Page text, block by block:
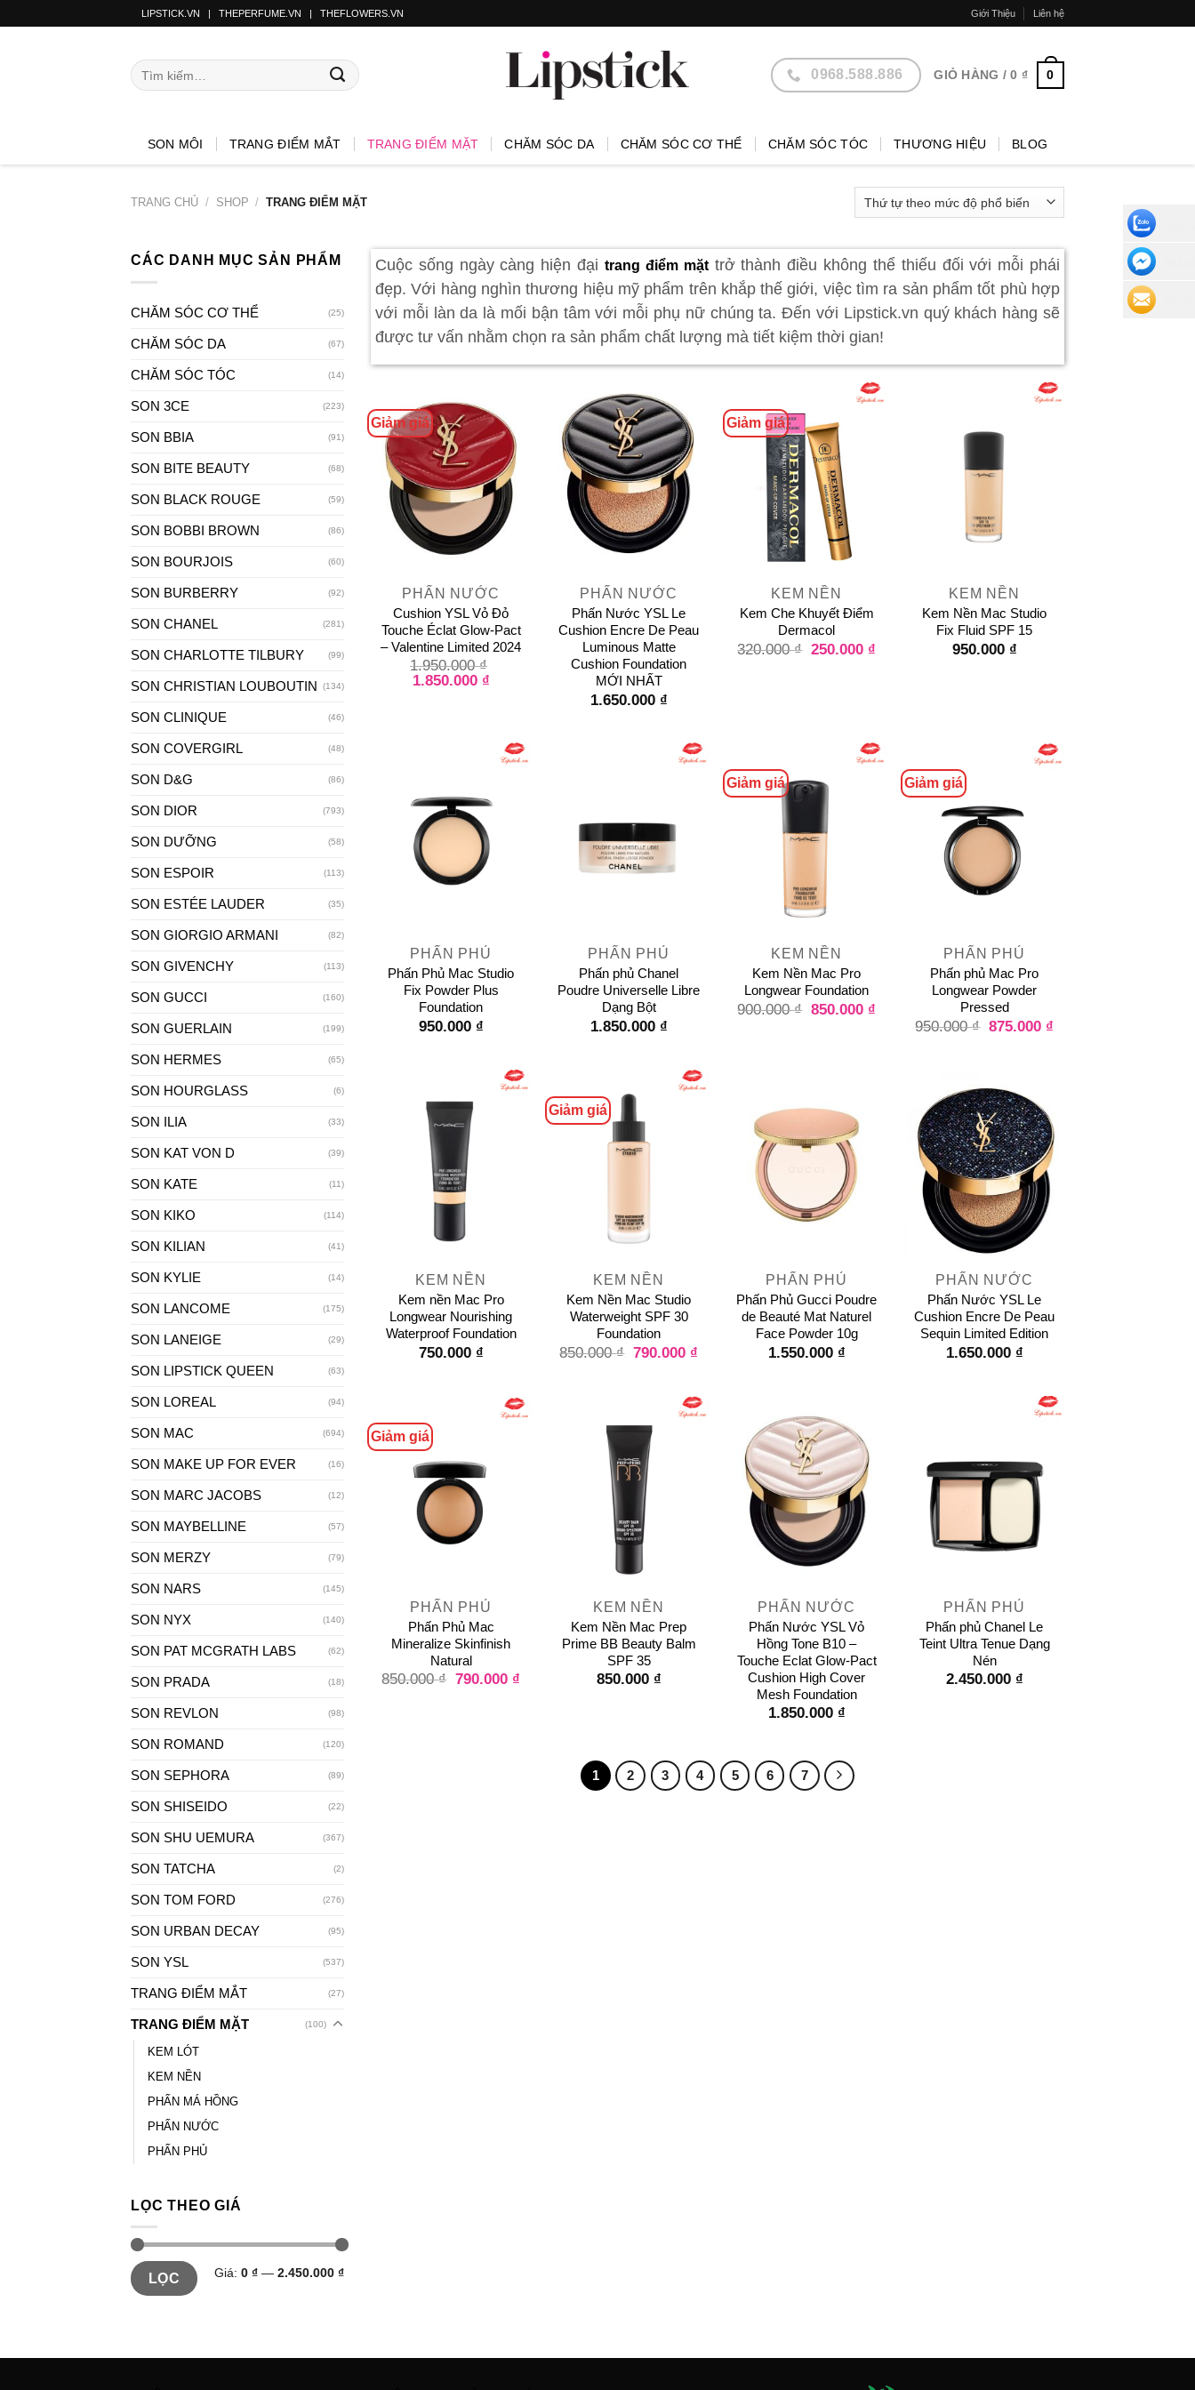
LIPSTICK.VN | THEPERFUME.VN | THEFLOWERS.VN Giới Thiệu Liên hệ
0968.588.886 GIỎ HÀNG /0 ₫ 0
SON MÔI TRANG ĐIỂM MẮT TRANG ĐIỂM MẶT CHĂM SÓC DA CHĂM SÓC CƠ THỂ CHĂM SÓC TÓC THƯƠNG HIỆU BLOG
TRANG CHỦ / SHOP / TRANG ĐIỂM MẶT
CÁC DANH MỤC SẢN PHẨM
CHĂM SÓC CƠ THỂ (25)
CHĂM SÓC DA (67)
CHĂM SÓC TÓC (14)
SON 3CE (223)
SON BBIA (91)
SON BITE BEAUTY (68)
SON BLACK ROUGE (59)
SON BOBBI BROWN (86)
SON BOURJOIS (60)
SON BURBERRY (92)
SON CHANEL (281)
SON CHARLOTTE TILBURY (99)
SON CHRISTIAN LOUBOUTIN (134)
SON CLINIQUE (46)
SON COVERGIRL (48)
SON D&G (86)
SON DIOR (793)
SON DƯỠNG (58)
SON ESPOIR (113)
SON ESTÉE LAUDER (35)
SON GIORGIO ARMANI (82)
SON GIVENCHY (113)
SON GUCCI (160)
SON GUERLAIN (199)
SON HERMES (65)
SON HOURGLASS (6)
SON ILIA (33)
SON KAT VON D (39)
SON KATE (11)
SON KIKO (114)
SON KILIAN (41)
SON KYLIE (14)
SON LANCOME (175)
SON LANEIGE (29)
SON LIPSTICK QUEEN (63)
SON LOREAL (94)
SON MAC (694)
SON MAKE UP FOR EVER (16)
SON MARC JACOBS (12)
SON MAYBELLINE (57)
SON MERZY (79)
SON NARS (145)
SON NYX (140)
SON PAT MCGRATH LABS (62)
SON PRADA (18)
SON REVLON (98)
SON ROMAND (120)
SON SEPHORA (89)
SON SHISEIDO (22)
SON SHU UEMURA (367)
SON TATCHA (2)
SON TOM FORD (276)
SON URBAN DECAY (95)
SON YSL (537)
TRANG ĐIỂM MẮT (27)
TRANG ĐIỂM MẶT (100)
KEM LÓT
KEM NỀN
PHẤN MÁ HỒNG
PHẤN NƯỚC
PHẤN PHỦ
LỌC THEO GIÁ
LỌC Giá: 0 ₫ — 2.450.000 ₫
Cuộc sống ngày càng hiện đại trang điểm mặttrở thành điều không thể thiếu đối với mỗi phái
đẹp. Với hàng nghìn thương hiệu mỹ phẩm trên khắp thế giới, việc tìm ra sản phẩm tốt phù hợp
với mỗi làn da là mối bận tâm với mỗi phụ nữ chúng ta. Đến với Lipstick.vn quý khách hàng sẽ
được tư vấn nhằm chọn ra sản phẩm chất lượng mà tiết kiệm thời gian!
Giảm giá
PHẤN NƯỚC
Cushion YSL Vỏ Đỏ
Touche Éclat Glow-Pact
– Valentine Limited 2024
1.950.000₫
1.850.000 ₫
PHẤN NƯỚC
Phấn Nước YSL Le
Cushion Encre De Peau
Luminous Matte
Cushion Foundation
MỚI NHẤT
1.650.000 ₫
Giảm giá
KEM NỀN
Kem Che Khuyết Điểm
Dermacol
320.000₫ 250.000 ₫
KEM NỀN
Kem Nền Mac Studio
Fix Fluid SPF 15
950.000 ₫
PHẤN PHỦ
Phấn Phủ Mac Studio
Fix Powder Plus
Foundation
950.000 ₫
PHẤN PHỦ
Phấn phủ Chanel
Poudre Universelle Libre
Dạng Bột
1.850.000 ₫
Giảm giá
KEM NỀN
Kem Nền Mac Pro
Longwear Foundation
900.000₫ 850.000 ₫
Giảm giá
PHẤN PHỦ
Phấn phủ Mac Pro
Longwear Powder
Pressed
950.000₫ 875.000 ₫
KEM NỀN
Kem nền Mac Pro
Longwear Nourishing
Waterproof Foundation
750.000 ₫
Giảm giá
KEM NỀN
Kem Nền Mac Studio
Waterweight SPF 30
Foundation
850.000₫ 790.000 ₫
PHẤN PHỦ
Phấn Phủ Gucci Poudre
de Beauté Mat Naturel
Face Powder 10g
1.550.000 ₫
PHẤN NƯỚC
Phấn Nước YSL Le
Cushion Encre De Peau
Sequin Limited Edition
1.650.000 ₫
Giảm giá
PHẤN PHỦ
Phấn Phủ Mac
Mineralize Skinfinish
Natural
850.000₫ 790.000 ₫
KEM NỀN
Kem Nền Mac Prep
Prime BB Beauty Balm
SPF 35
850.000 ₫
PHẤN NƯỚC
Phấn Nước YSL Vỏ
Hồng Tone B10 –
Touche Eclat Glow-Pact
Cushion High Cover
Mesh Foundation
1.850.000 ₫
PHẤN PHỦ
Phấn phủ Chanel Le
Teint Ultra Tenue Dạng
Nén
2.450.000 ₫
1 2 3 4 5 6 7